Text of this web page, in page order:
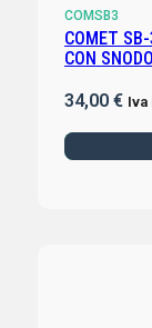
COMSB3
COMET
CON SNODO
34,00 € Iva